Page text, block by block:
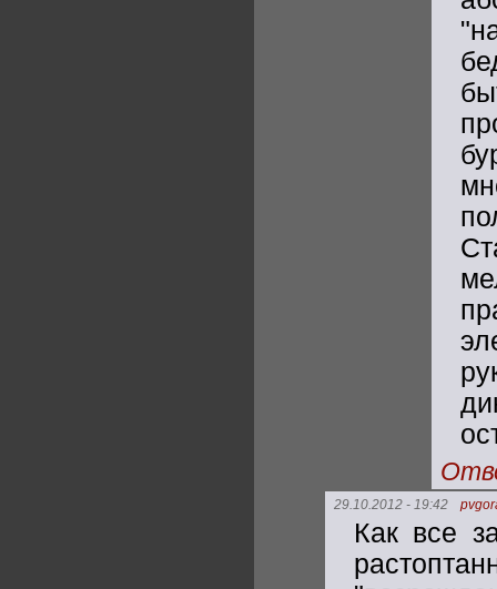
29.10.2012 - 19:42
Как все